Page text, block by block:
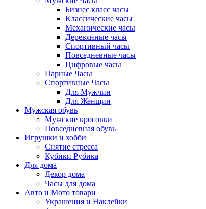
Бизнес класс часы
Классические часы
Механические часы
Деревянные часы
Спортивный часы
Повседневные часы
Цифровые часы
Парные Часы
Спортивные Часы
Для Мужчин
Для Женщин
Мужская обувь
Мужские кросовки
Повседневная обувь
Игрушки и хобби
Снятие стресса
Кубики Рубика
Для дома
Декор дома
Часы для дома
Авто и Мото товари
Украшения и Наклейки